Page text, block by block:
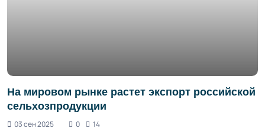
На мировом рынке растет экспорт российской
сельхозпродукции
03 сен 2025 0 14